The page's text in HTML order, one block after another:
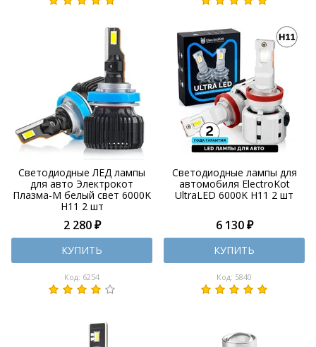
Светодиодные ЛЕД лампы
для авто Электрокот
Плазма-М белый свет 6000K
H11 2 шт
2 280 ₽
КУПИТЬ
Код: 6254
Светодиодные лампы для
автомобиля ElectroKot
UltraLED 6000K H11 2 шт
6 130 ₽
КУПИТЬ
Код: 5840